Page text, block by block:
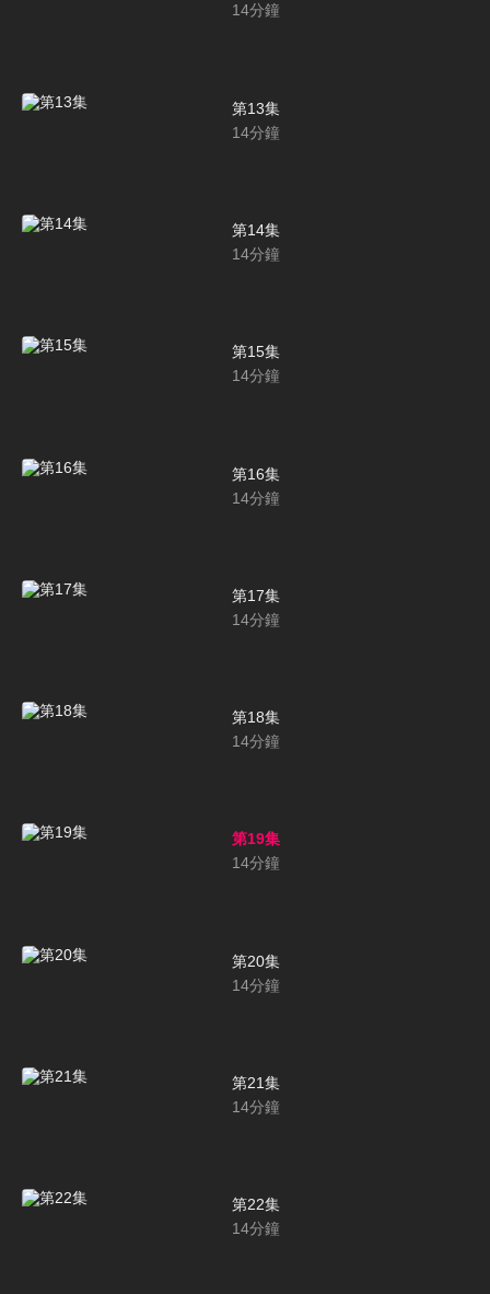
14分鐘
第13集
14分鐘
第14集
14分鐘
第15集
14分鐘
第16集
14分鐘
第17集
14分鐘
第18集
14分鐘
第19集
14分鐘
第20集
14分鐘
第21集
14分鐘
第22集
14分鐘